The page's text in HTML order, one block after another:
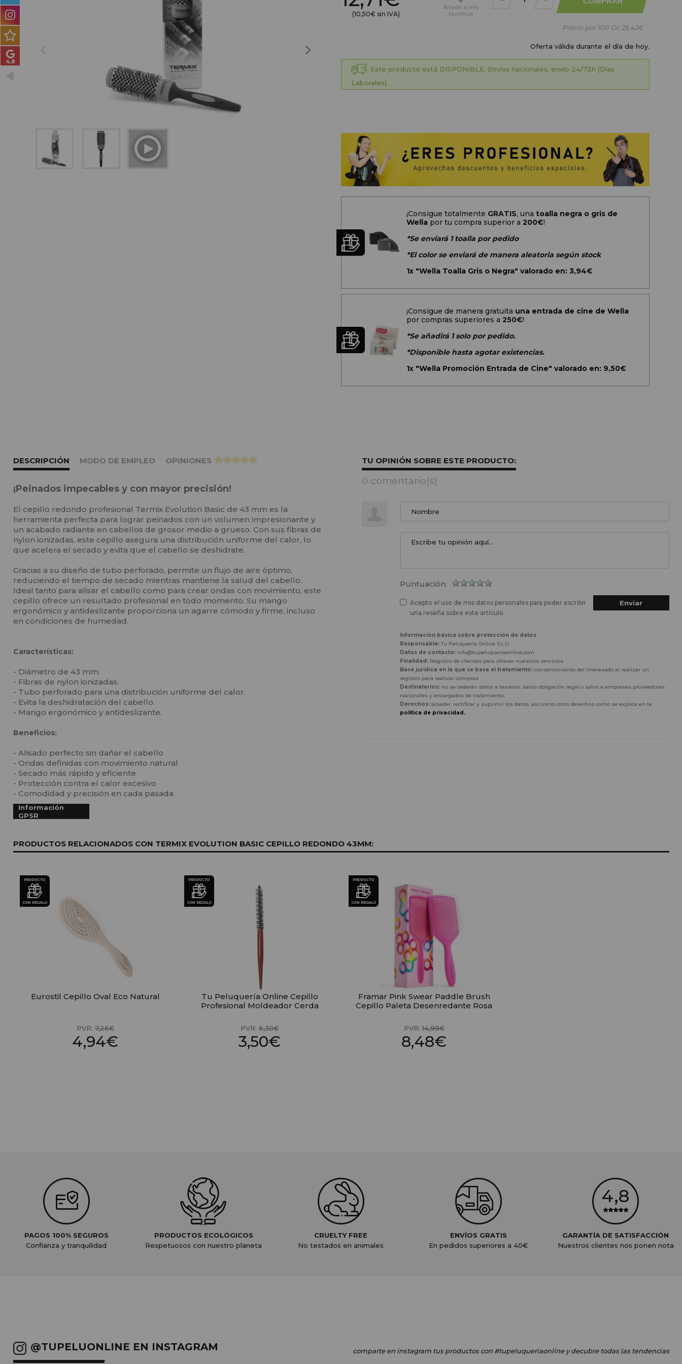
PACKS DE REGALO
(10,50€ sin IVA)
Añadira mis
favoritos
Precio por 100 Gr: 25,42€
Oferta válida durante el día de hoy.
Este producto está DISPONIBLE. Envíos nacionales, envío 24/72h (Días
Laborales).
¡Consigue totalmente GRATIS, una toalla negra o gris de
Wellapor tu compra superior a 200€!
*Se enviará 1 toalla por pedido
*El color se enviará de manera aleatoria según stock
1x "Wella Toalla Gris o Negra" valorado en: 3,94€
¡Consigue de manera gratuita una entrada de cine de Wella
por compras superiores a 250€!
*Se añadirá 1 solo por pedido.
*Disponible hasta agotar existencias.
1x "Wella Promoción Entrada de Cine" valorado en: 9,50€
DESCRIPCIÓN MODO DE EMPLEO OPINIONES >
¡Peinados impecables y con mayor precisión!
El cepillo redondo profesional Termix Evolution Basic de 43 mm es la
herramienta perfecta para lograr peinados con un volumen impresionante y
un acabado radiante en cabellos de grosor medio a grueso. Con sus fibras de
nylon ionizadas, este cepillo asegura una distribución uniforme del calor, lo
que acelera el secado y evita que el cabello se deshidrate.
Gracias a su diseño de tubo perforado, permite un flujo de aire óptimo,
reduciendo el tiempo de secado mientras mantiene la salud del cabello.
Ideal tanto para alisar el cabello como para crear ondas con movimiento, este
cepillo ofrece un resultado profesional en todo momento. Su mango
ergonómico y antideslizante proporciona un agarre cómodo y firme, incluso
en condiciones de humedad.
Características:
- Diámetro de 43 mm.
- Fibras de nylon ionizadas.
- Tubo perforado para una distribución uniforme del calor.
- Evita la deshidratación del cabello.
- Mango ergonómico y antideslizante.
Beneficios:
- Alisado perfecto sin dañar el cabello
- Ondas definidas con movimiento natural
- Secado más rápido y eficiente
- Protección contra el calor excesivo
- Comodidad y precisión en cada pasada
Información
GPSR
TU OPINIÓN SOBRE ESTE PRODUCTO:
0 comentario(s)
Puntuación:
Acepto el uso de mis datos personales para poder escribir
una reseña sobre este artículo.
Información básica sobre protección de datos
Responsable:Tu Peluqueria Online S.L.U.
Datos de contacto:info@tupeluqueriaonline.com
Finalidad:Registro de clientes para ofrecer nuestros servicios.
Base jurídica en la que se basa el tratamiento:consentimiento del interesado al realizar un
registro para realizar compras
Destinatarios:no se cederán datos a terceros, salvo obligación legal o salvo a empresas proveedoras
nacionales y encargados de tratamiento.
Derechos:acceder, rectificar y suprimir los datos, así como otros derechos como se explica en la
política de privacidad.
PRODUCTOS RELACIONADOS CON TERMIX EVOLUTION BASIC CEPILLO REDONDO 43MM:
PRODUCTO
CON REGALO
Eurostil Cepillo Oval Eco Natural
PVR:7,26€
4,94€
PRODUCTO
CON REGALO
Tu Peluquería Online Cepillo
Profesional Moldeador Cerda
PVR: 6,30€
3,50€
PRODUCTO
CON REGALO
Framar Pink Swear Paddle Brush
Cepillo Paleta Desenredante Rosa
PVR:14,99€
8,48€
PAGOS 100% SEGUROS
Confianza y tranquilidad
PRODUCTOS ECOLÓGICOS
Respetuosos con nuestro planeta
CRUELTY FREE
No testados en animales
ENVÍOS GRATIS
En pedidos superiores a 40€
GARANTÍA DE SATISFACCIÓN
Nuestros clientes nos ponen nota
@TUPELUONLINE EN INSTAGRAM comparte en instagram tus productoscon #tupeluqueriaonliney decubre todas las tendencias